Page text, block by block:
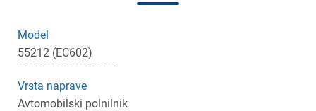
Model
55212 (EC602)
Vrsta naprave
Avtomobilski polnilnik